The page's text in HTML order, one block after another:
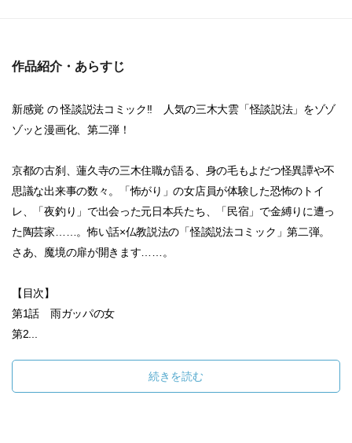
作品紹介・あらすじ
新感覚 の 怪談説法コミック!! 人気の三木大雲「怪談説法」をゾゾ
ゾッと漫画化、第二弾！
京都の古刹、蓮久寺の三木住職が語る、身の毛もよだつ怪異譚や不
思議な出来事の数々。「怖がり」の女店員が体験した恐怖のトイ
レ、「夜釣り」で出会った元日本兵たち、「民宿」で金縛りに遭っ
た陶芸家……。怖い話×仏教説法の「怪談説法コミック」第二弾。
さあ、魔境の扉が開きます……。
【目次】
第1話 雨ガッパの女
第2...
続きを読む